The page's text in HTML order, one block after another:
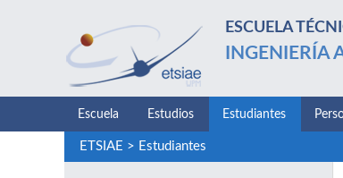
ESCUELA
INGENIERÍA
Escuela Estudios Estudiantes
ETSIAE > Estudiantes